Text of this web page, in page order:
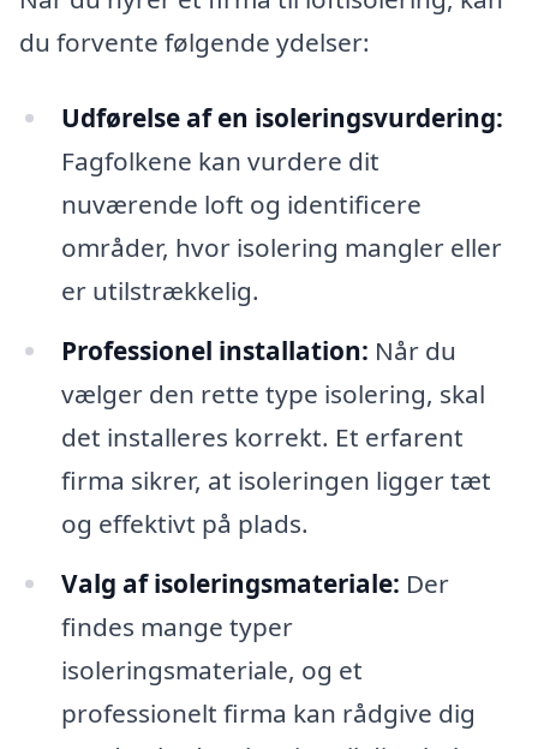
du forvente følgende ydelser:
Udførelse af en isoleringsvurdering:
Fagfolkene kan vurdere dit
nuværende loft og identificere
områder, hvor isolering mangler eller
er utilstrækkelig.
Professionel installation: Når du
vælger den rette type isolering, skal
det installeres korrekt. Et erfarent
firma sikrer, at isoleringen ligger tæt
og effektivt på plads.
Valg af isoleringsmateriale: Der
findes mange typer
isoleringsmateriale, og et
professionelt firma kan rådgive dig